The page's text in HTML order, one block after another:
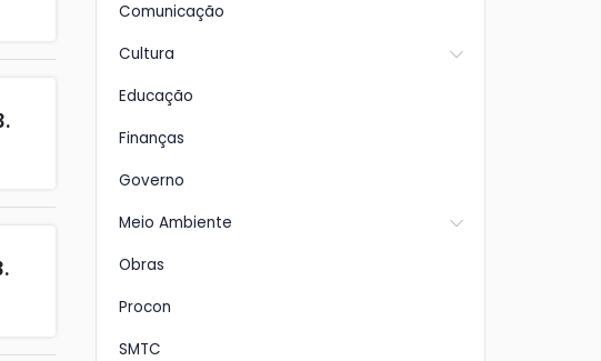
Comunicação
Cultura
Educação
Finanças
Governo
Meio Ambiente
Obras
Procon
SMTC